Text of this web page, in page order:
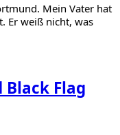
Mein Vater hat
Er weiß nicht, was
Black Flag